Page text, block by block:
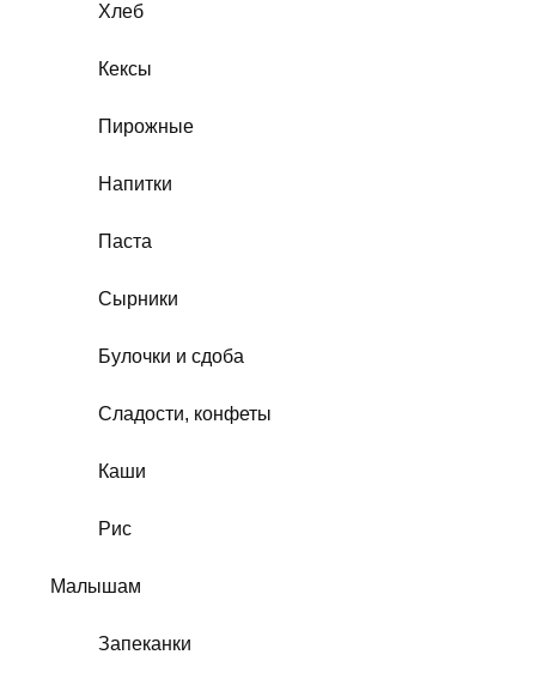
Хлеб
Кексы
Пирожные
Напитки
Паста
Сырники
Булочки и сдоба
Сладости, конфеты
Каши
Рис
Малышам
Запеканки